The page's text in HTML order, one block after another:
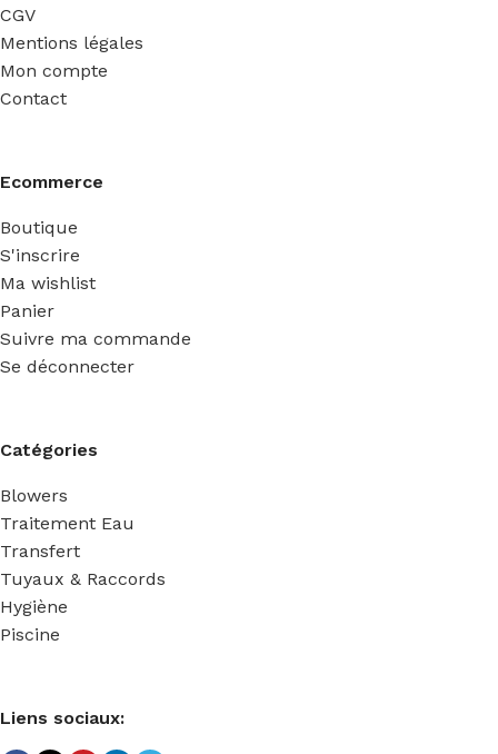
CGV
Mentions légales
Mon compte
Contact
Ecommerce
Boutique
S'inscrire
Ma wishlist
Panier
Suivre ma commande
Se déconnecter
Catégories
Blowers
Traitement Eau
Transfert
Tuyaux & Raccords
Hygiène
Piscine
Liens sociaux: